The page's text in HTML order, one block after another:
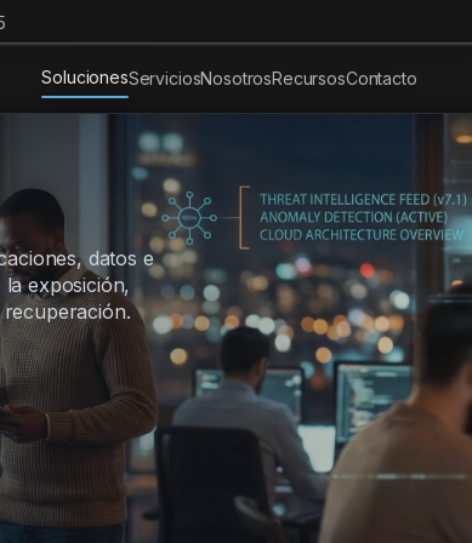
SolucionesServiciosNosotrosRecursosContacto
datos e
exposición,
recuperación.